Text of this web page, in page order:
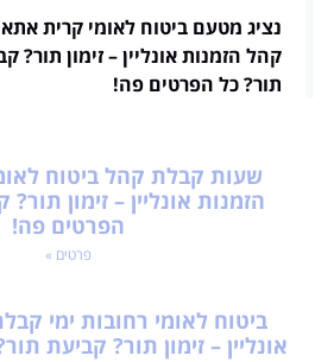
נציג מטעם ביטוח לאומי קרית
קהל הזמנות אונליין – זימון תור?
תור? כל הפרטים פה!
שעות קבלת קהל ביטוח
הזמנות אונליין – זימון
הפרטים פה!
פרטים »
ביטוח לאומי רחובות ימי
אונליין – זימון תור? קביעת